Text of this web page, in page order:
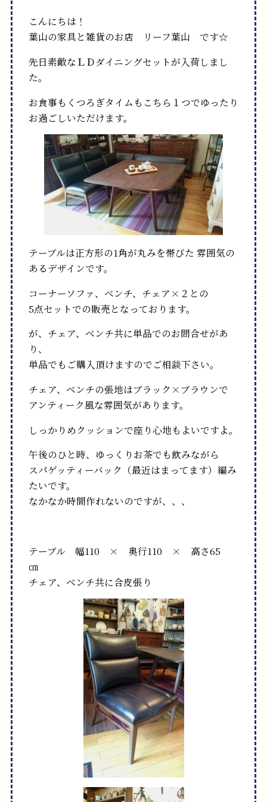
こんにちは！
葉山の家具と雑貨のお店 リーフ葉山 です☆
先日素敵なＬＤダイニングセットが入荷しまし
た。
お食事もくつろぎタイムもこちら１つでゆったり
お過ごしいただけます。
テーブルは正方形の1角が丸みを帯びた 雰囲気の
あるデザインです。
コーナーソファ、ベンチ、チェア×２との
5点セットでの販売となっております。
が、チェア、ベンチ共に単品でのお問合せがあ
り、
単品でもご購入頂けますのでご相談下さい。
チェア、ベンチの張地はブラック×ブラウンで
アンティーク風な雰囲気があります。
しっかりめクッションで座り心地もよいですよ。
午後のひと時、ゆっくりお茶でも飲みながら
スパゲッティーバック（最近はまってます）編み
たいです。
なかなか時間作れないのですが、、、
テーブル 幅110 × 奥行110 × 高さ65
㎝
チェア、ベンチ共に合皮張り